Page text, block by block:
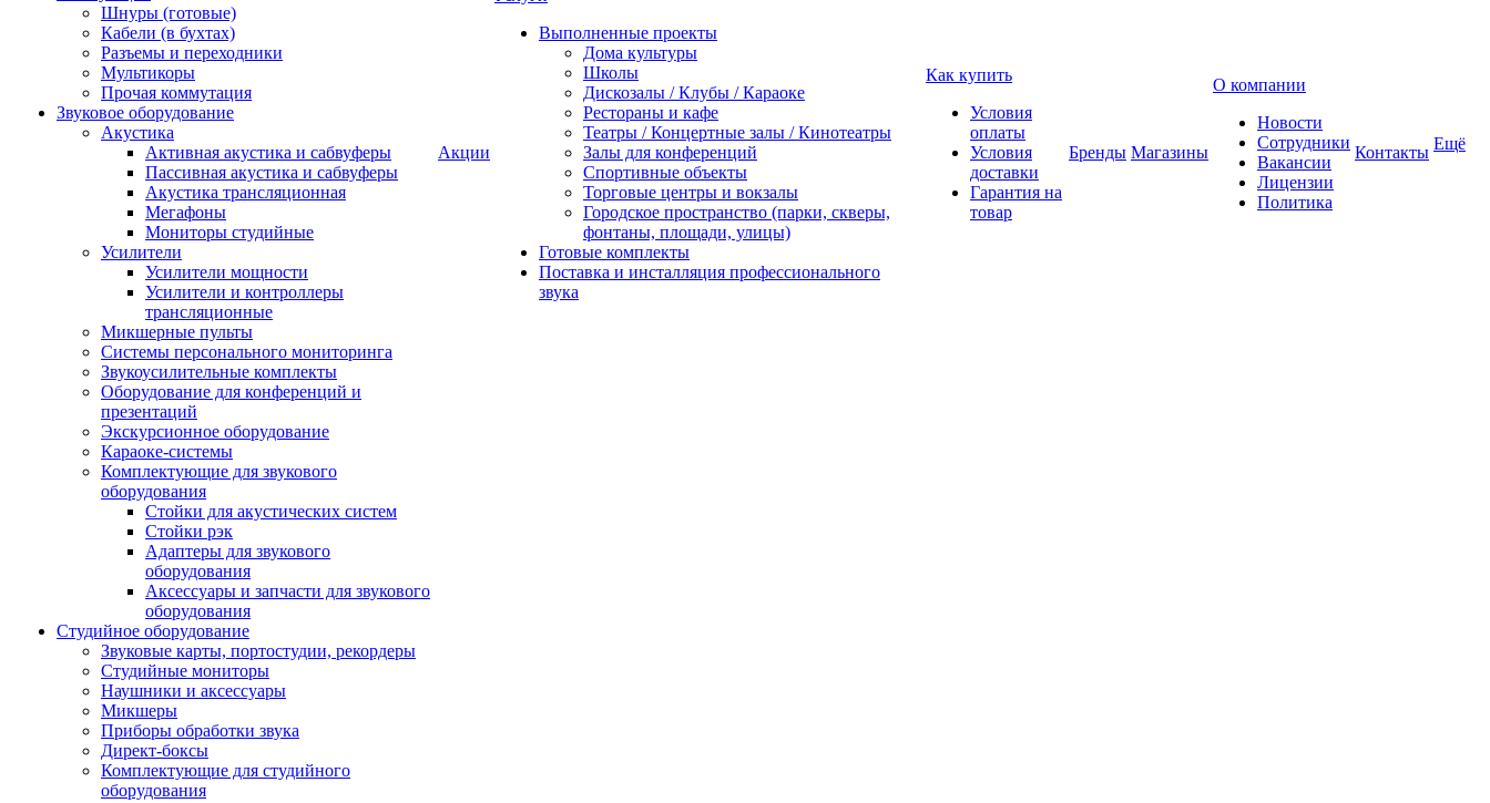
Шнуры (готовые)
Кабели (в бухтах)
Разъемы и переходники
Мультикоры
Прочая коммутация
Звуковое оборудование
Акустика
Активная акустика и сабвуферы
Пассивная акустика и сабвуферы
Акустика трансляционная
Мегафоны
Мониторы студийные
Усилители
Усилители мощности
Усилители и контроллеры
трансляционные
Микшерные пульты
Системы персонального мониторинга
Звукоусилительные комплекты
Оборудование для конференций и
презентаций
Экскурсионное оборудование
Караоке-системы
Комплектующие для звукового
оборудования
Стойки для акустических систем
Стойки рэк
Адаптеры для звукового
оборудования
Аксессуары и запчасти для звукового
оборудования
Студийное оборудование
Звуковые карты, портостудии, рекордеры
Студийные мониторы
Наушники и аксессуары
Микшеры
Приборы обработки звука
Директ-боксы
Комплектующие для студийного
оборудования
Акции
Выполненные проекты
Дома культуры
Школы
Дискозалы / Клубы / Караоке
Рестораны и кафе
Театры / Концертные залы / Кинотеатры
Залы для конференций
Спортивные объекты
Торговые центры и вокзалы
Городское пространство (парки, скверы,
фонтаны, площади, улицы)
Готовые комплекты
Поставка и инсталляция профессионального
звука
Как купить
Условия
оплаты
Условия
доставки
Гарантия на
товар
Бренды Магазины
О компании
Новости
Сотрудники
Вакансии
Лицензии
Политика
Контакты Ещё